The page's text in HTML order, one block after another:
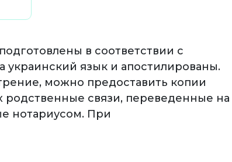
в соответствии с
язык и апостилированы.
можно предоставить копии
связи, переведенные на
нотариусом. При